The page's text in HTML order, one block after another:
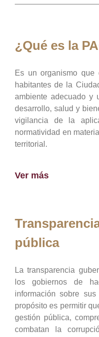
¿Qué es la
Es un organismo que
habitantes de la
ambiente adecuado y
desarrollo, salud y
vigilancia de la
normatividad en
territorial.
Ver más
pública
La transparencia
los gobiernos de
información sobre
propósito es permitir
gestión pública,
combatan la